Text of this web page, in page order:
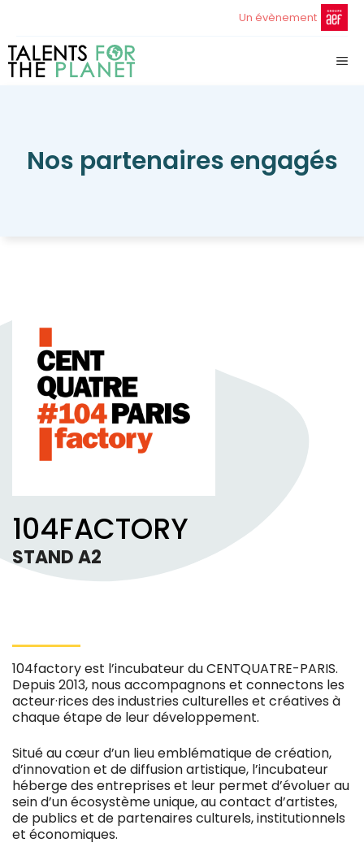
Un évènement
Nos partenaires engagés
104FACTORY
STAND A2
104factory est l’incubateur du CENTQUATRE-PARIS.
Depuis 2013, nous accompagnons et connectons les
acteur·rices des industries culturelles et créatives à
chaque étape de leur développement.
Situé au cœur d’un lieu emblématique de création,
d’innovation et de diffusion artistique, l’incubateur
héberge des entreprises et leur permet d’évoluer au
sein d’un écosystème unique, au contact d’artistes,
de publics et de partenaires culturels, institutionnels
et économiques.